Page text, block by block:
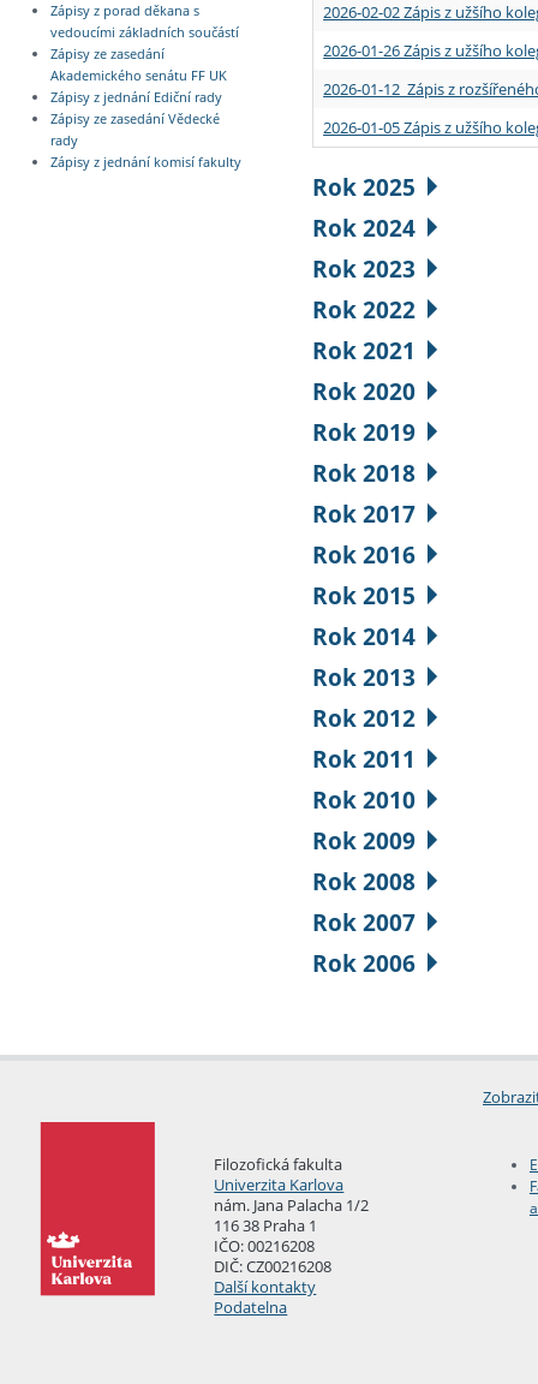
Zápisy z porad děkana s
vedoucími základních součástí
Zápisy ze zasedání
Akademického senátu FF UK
Zápisy z jednání Ediční rady
Zápisy ze zasedání Vědecké
rady
Zápisy z jednání komisí fakulty
2026-02-02 Zápis z užšího
2026-01-26 Zápis z užšího
2026-01-12 Zápis z
2026-01-05 Zápis z užšího
Rok 2025
Rok 2024
Rok 2023
Rok 2022
Rok 2021
Rok 2020
Rok 2019
Rok 2018
Rok 2017
Rok 2016
Rok 2015
Rok 2014
Rok 2013
Rok 2012
Rok 2011
Rok 2010
Rok 2009
Rok 2008
Rok 2007
Rok 2006
Filozofická fakulta
Univerzita Karlova
nám. Jana Palacha 1/2
116 38 Praha 1
IČO: 00216208
DIČ: CZ00216208
Další kontakty
Podatelna